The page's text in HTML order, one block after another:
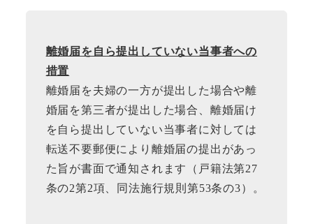
離婚届を自ら提出していない当事者への
措置
離婚届を夫婦の一方が提出した場合や離
婚届を第三者が提出した場合、離婚届け
を自ら提出していない当事者に対しては
転送不要郵便により離婚届の提出があっ
た旨が書面で通知されます（戸籍法第27
条の2第2項、同法施行規則第53条の3）。